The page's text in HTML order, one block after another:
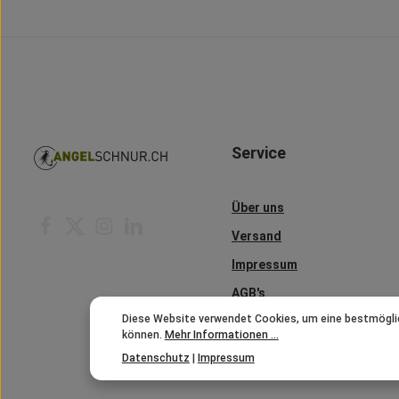
Service
Über uns
Versand
Impressum
AGB's
Kontakt
Diese Website verwendet Cookies, um eine
können. Mehr Informationen ...
Datenschutz
Impressum